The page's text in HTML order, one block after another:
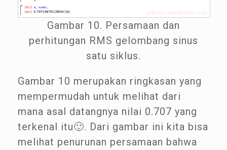
Gambar 10. Persamaan dan
perhitungan RMS gelombang sinus
satu siklus.
Gambar 10 merupakan ringkasan yang
mempermudah untuk melihat dari
mana asal datangnya nilai 0.707 yang
terkenal itu🙂. Dari gambar ini kita bisa
melihat penurunan persamaan bahwa